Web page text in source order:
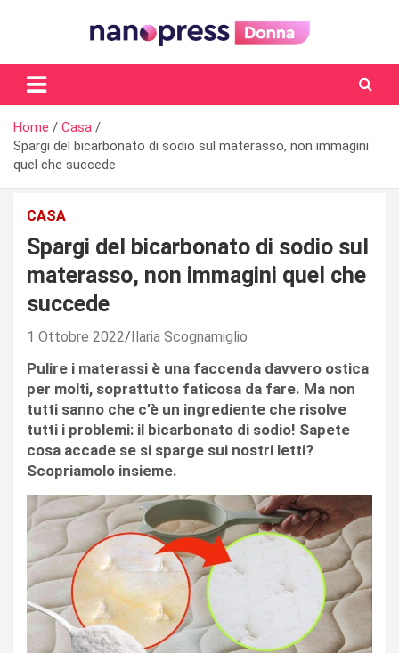
Il magazine femminile di Nanopress.it
Home
Casa
Spargi del bicarbonato di sodio sul materasso, non immagini
quel che succede
CASA
Spargi del bicarbonato di sodio sul
materasso, non immagini quel che
succede
1 Ottobre 2022 Ilaria Scognamiglio
Pulire i materassi è una faccenda davvero ostica
per molti, soprattutto faticosa da fare. Ma non
tutti sanno che c’è un ingrediente che risolve
tutti i problemi: il bicarbonato di sodio! Sapete
cosa accade se si sparge sui nostri letti?
Scopriamolo insieme.